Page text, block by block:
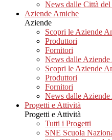
News dalle Città
Aziende Amiche
Aziende
Scopri le Aziende
Produttori
Fornitori
News dalle
Scopri le Aziende
Produttori
Fornitori
News dalle
Progetti e Attività
Progetti e Attività
Tutti i Progetti
SNE Scuola